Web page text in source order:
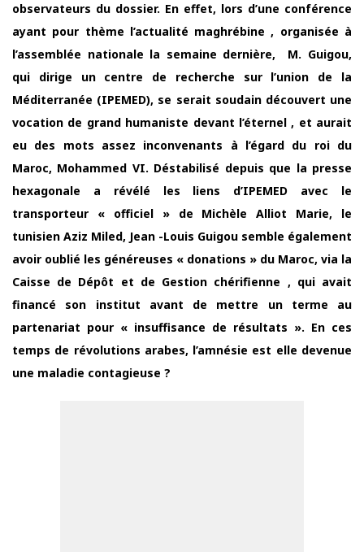
observateurs du dossier. En effet, lors d’une conférence
ayant pour thème l’actualité maghrébine , organisée à
l’assemblée nationale la semaine dernière, M. Guigou,
qui dirige un centre de recherche sur l’union de la
Méditerranée (IPEMED), se serait soudain découvert une
vocation de grand humaniste devant l’éternel , et aurait
eu des mots assez inconvenants à l’égard du roi du
Maroc, Mohammed VI. Déstabilisé depuis que la presse
hexagonale a révélé les liens d’IPEMED avec le
transporteur « officiel » de Michèle Alliot Marie, le
tunisien Aziz Miled, Jean -Louis Guigou semble également
avoir oublié les généreuses « donations » du Maroc, via la
Caisse de Dépôt et de Gestion chérifienne , qui avait
financé son institut avant de mettre un terme au
partenariat pour « insuffisance de résultats ». En ces
temps de révolutions arabes, l’amnésie est elle devenue
une maladie contagieuse ?